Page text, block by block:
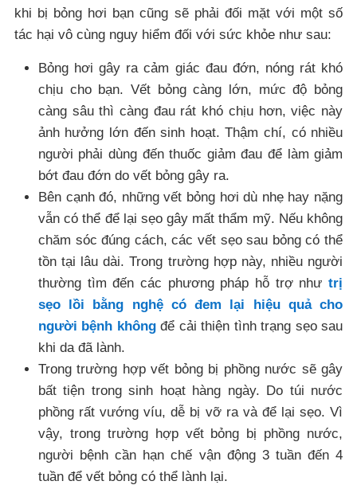
khi bị bỏng hơi bạn cũng sẽ phải đối mặt với một số
tác hại vô cùng nguy hiểm đối với sức khỏe như sau:
Bỏng hơi gây ra cảm giác đau đớn, nóng rát khó
chịu cho bạn. Vết bỏng càng lớn, mức độ bỏng
càng sâu thì càng đau rát khó chịu hơn, việc này
ảnh hưởng lớn đến sinh hoạt. Thậm chí, có nhiều
người phải dùng đến thuốc giảm đau để làm giảm
bớt đau đớn do vết bỏng gây ra.
Bên cạnh đó, những vết bỏng hơi dù nhẹ hay nặng
vẫn có thể để lại sẹo gây mất thẩm mỹ. Nếu không
chăm sóc đúng cách, các vết sẹo sau bỏng có thể
tồn tại lâu dài. Trong trường hợp này, nhiều người
thường tìm đến các phương pháp hỗ trợ nhưtrị
sẹo lồi bằng nghệ có đem lại hiệu quả cho
người bệnh khôngđể cải thiện tình trạng sẹo sau
khi da đã lành.
Trong trường hợp vết bỏng bị phồng nước sẽ gây
bất tiện trong sinh hoạt hàng ngày. Do túi nước
phồng rất vướng víu, dễ bị vỡ ra và để lại sẹo. Vì
vậy, trong trường hợp vết bỏng bị phồng nước,
người bệnh cần hạn chế vận động 3 tuần đến 4
tuần để vết bỏng có thể lành lại.